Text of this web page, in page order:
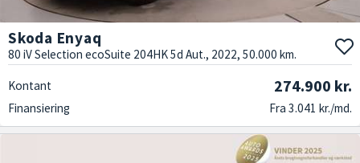
Skoda Enyaq
80 iV Selection ecoSuite 204HK 5d Aut., 2022, 50.000 km.
Kontant 274.900 kr.
Finansiering Fra 3.041 kr./md.